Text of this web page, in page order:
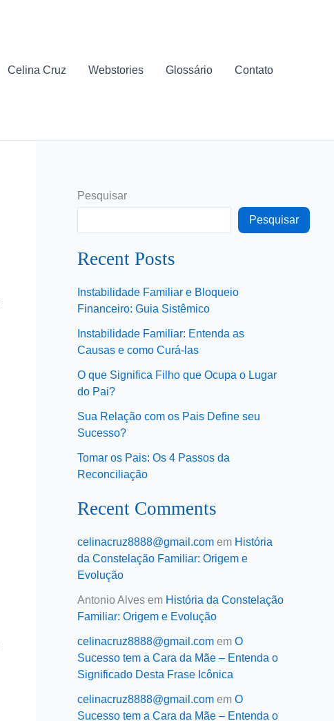
Celina Cruz Webstories Glossário Contato
Pesquisar
Pesquisar
Recent Posts
Instabilidade Familiar e Bloqueio
Financeiro: Guia Sistêmico
Instabilidade Familiar: Entenda as
Causas e como Curá-las
O que Significa Filho que Ocupa o Lugar
do Pai?
Sua Relação com os Pais Define seu
Sucesso?
Tomar os Pais: Os 4 Passos da
Reconciliação
Recent Comments
celinacruz8888@gmail.com em História
da Constelação Familiar: Origem e
Evolução
Antonio Alves em História da Constelação
Familiar: Origem e Evolução
celinacruz8888@gmail.com em O
Sucesso tem a Cara da Mãe – Entenda o
Significado Desta Frase Icônica
celinacruz8888@gmail.com em O
Sucesso tem a Cara da Mãe – Entenda o